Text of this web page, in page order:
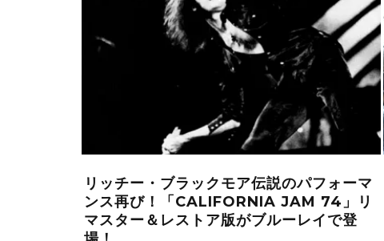
リッチー・ブラックモア伝説のパフォーマ
ンス再び！「CALIFORNIA JAM 74」リ
マスター＆レストア版がブルーレイで登